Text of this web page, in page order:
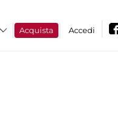
Acquista Accedi